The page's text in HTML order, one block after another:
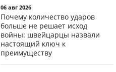
06 авг 2026
Почему количество ударов
больше не решает исход
войны: швейцарцы назвали
настоящий ключ к
преимуществу